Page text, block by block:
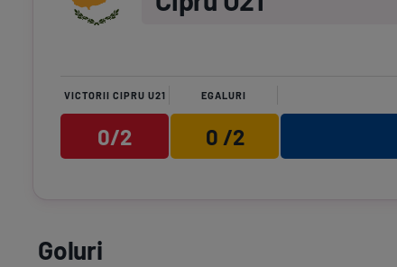
VICTORII CIPRU U21 EGALURI
0/2 0 /2
Goluri